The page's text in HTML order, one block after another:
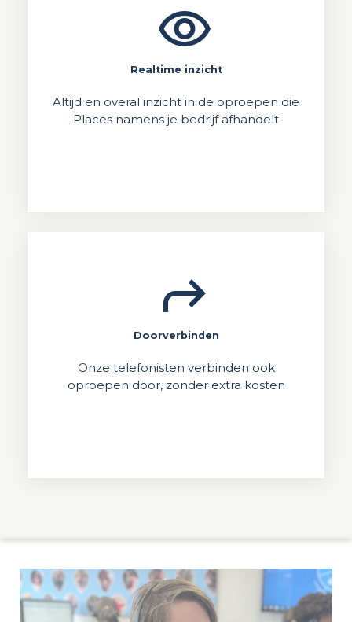
visibility
Realtime inzicht
Altijd en overal inzicht in de oproepen die
Places namens je bedrijf afhandelt
shortcut
Doorverbinden
Onze telefonisten verbinden ook
oproepen door, zonder extra kosten